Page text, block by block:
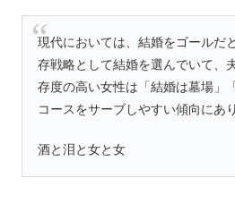
現代においては、結婚をゴールだ
存戦略として結婚を選んでいて、
存度の高い女性は「結婚は墓場」
コースをサーブしやすい傾向にあ
酒と泪と女と女